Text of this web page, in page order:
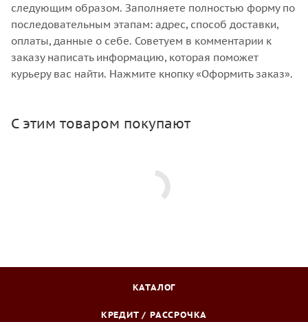
следующим образом. Заполняете полностью форму по
последовательным этапам: адрес, способ доставки,
оплаты, данные о себе. Советуем в комментарии к
заказу написать информацию, которая поможет
курьеру вас найти. Нажмите кнопку «Оформить заказ».
С этим товаром покупают
КАТАЛОГ
КРЕДИТ / РАССРОЧКА